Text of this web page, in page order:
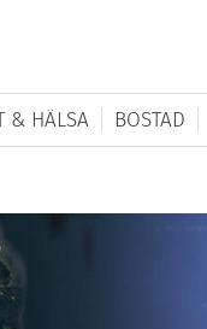
& HÄLSA BOSTAD